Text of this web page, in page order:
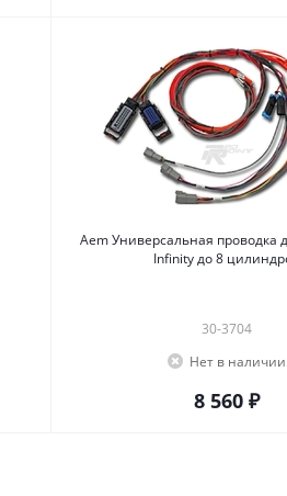
Aem Универсальная проводка
Infinity до 8
30-3704
Нет в наличии
8 560 ₽